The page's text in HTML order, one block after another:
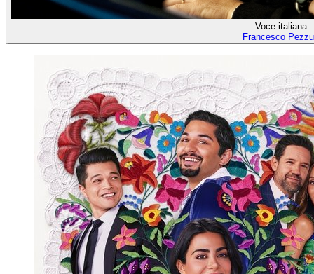
Voce italiana
Francesco